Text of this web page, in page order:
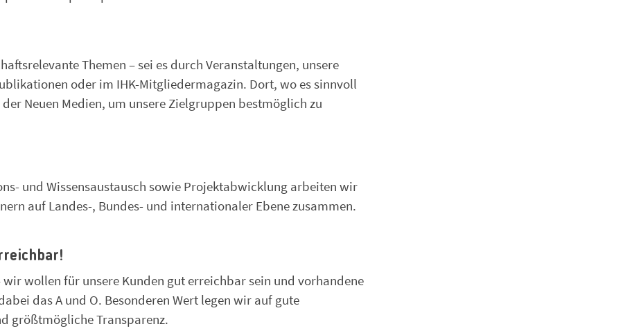
Themen – sei es durch Veranstaltungen, unsere
oder im IHK-Mitgliedermagazin. Dort, wo es sinnvoll
Neuen Medien, um unsere Zielgruppen bestmöglich zu
und Wissensaustausch sowie Projektabwicklung arbeiten wir
auf Landes-, Bundes- und internationaler Ebene zusammen.
wollen für unsere Kunden gut erreichbar sein und vorhandene
das A und O. Besonderen Wert legen wir auf gute
größtmögliche Transparenz.